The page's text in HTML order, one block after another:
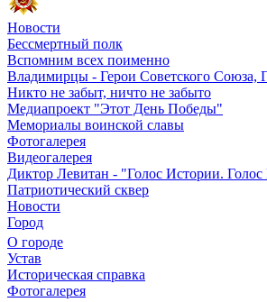
Новости
Бессмертный полк
Вспомним всех поименно
Владимирцы - Герои Советского Союза,
Никто не забыт, ничто не забыто
Медиапроект "Этот День Победы"
Мемориалы воинской славы
Фотогалерея
Видеогалерея
Диктор Левитан - "Голос Истории.
Патриотический сквер
Новости
Город
О городе
Устав
Историческая справка
Фотогалерея